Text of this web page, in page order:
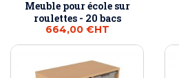
Meuble pour école sur
roulettes - 20 bacs
664,00 €HT